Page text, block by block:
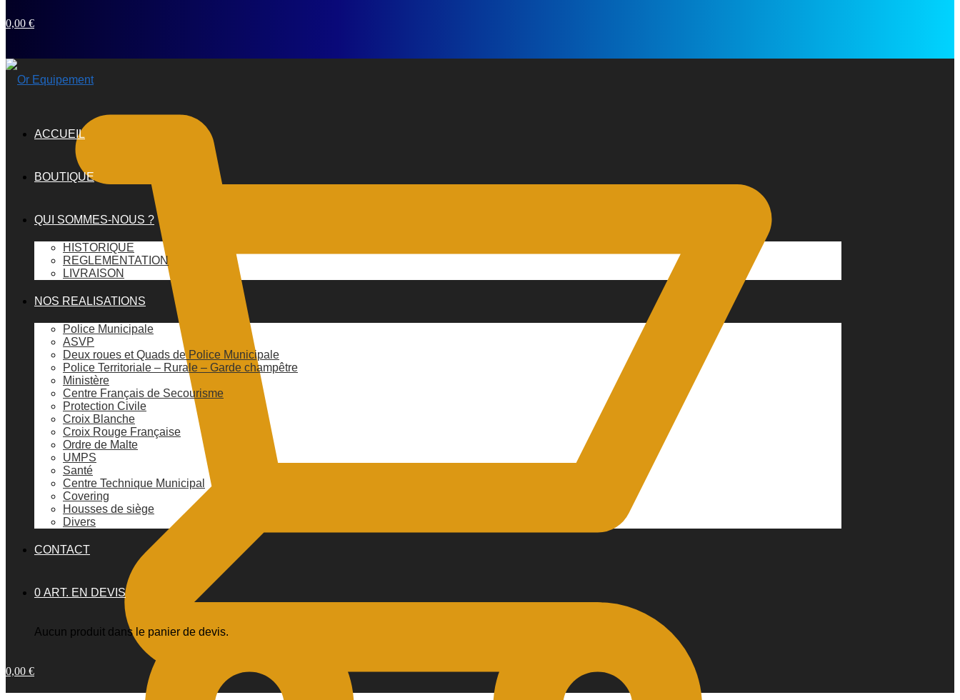
0,00 €
ACCUEIL
BOUTIQUE
QUI SOMMES-NOUS ?
HISTORIQUE
REGLEMENTATION
LIVRAISON
NOS REALISATIONS
Police Municipale
ASVP
Deux roues et Quads de Police Municipale
Police Territoriale – Rurale – Garde champêtre
Ministère
Centre Français de Secourisme
Protection Civile
Croix Blanche
Croix Rouge Française
Ordre de Malte
UMPS
Santé
Centre Technique Municipal
Covering
Housses de siège
Divers
CONTACT
0 ART. EN DEVIS
Aucun produit dans le panier de devis.
0,00 €